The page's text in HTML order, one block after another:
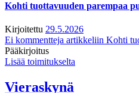
Kohti tuottavuuden parempaa
Kirjoitettu 29.5.2026
Ei kommentteja artikkeliin Kohti
Pääkirjoitus
Lisää toimitukselta
Vieraskynä